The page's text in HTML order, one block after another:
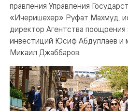
правления Управления
«Ичеришехер» Руфат Махмуд,
директор Агентства поощрения
инвестиций Юсиф Абдуллаев и
Микаил Джаббаров.